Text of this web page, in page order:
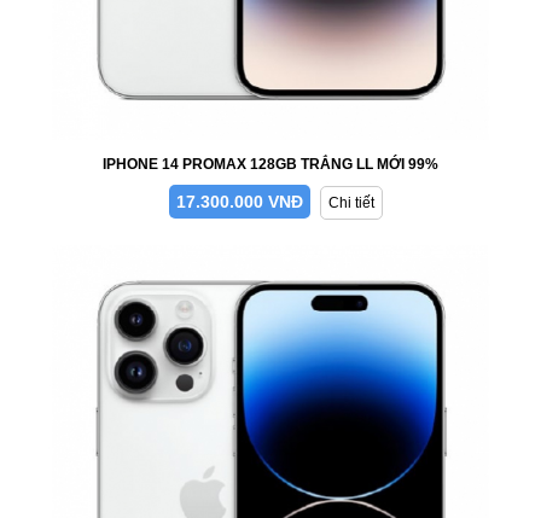
IPHONE 14 PROMAX 128GB TRẮNG LL MỚI 99%
17.300.000 VNĐ Chi tiết